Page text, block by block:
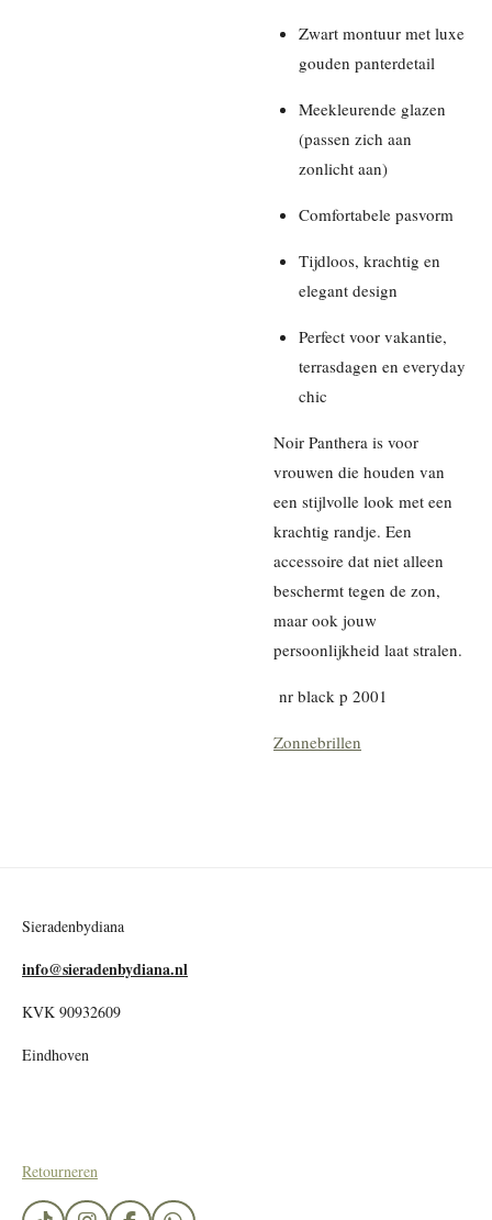
Zwart montuur met luxe
gouden panterdetail
Meekleurende glazen
(passen zich aan
zonlicht aan)
Comfortabele pasvorm
Tijdloos, krachtig en
elegant design
Perfect voor vakantie,
terrasdagen en everyday
chic
Noir Panthera is voor
vrouwen die houden van
een stijlvolle look met een
krachtig randje. Een
accessoire dat niet alleen
beschermt tegen de zon,
maar ook jouw
persoonlijkheid laat stralen.
nr black p 2001
Zonnebrillen
Sieradenbydiana
info@sieradenbydiana.nl
KVK 90932609
Eindhoven
Retourneren